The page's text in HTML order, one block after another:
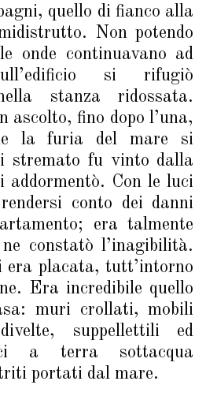
quello di fianco alla
Non potendo
onde continuavano ad
si rifugiò
stanza ridossata.
ascolto, fino dopo l’una,
la furia del mare si
stremato fu vinto dalla
addormentò. Con le luci
conto dei danni
era talmente
constatò l’inagibilità.
era placata, tutt’intorno
Era incredibile quello
muri crollati, mobili
suppellettili ed
a terra sottacqua
portati dal mare.